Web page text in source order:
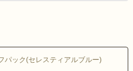
パック(セレスティアルブルー)